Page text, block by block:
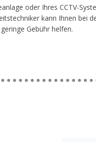
oder Ihres CCTV-
kann Ihnen bei
Gebühr helfen.